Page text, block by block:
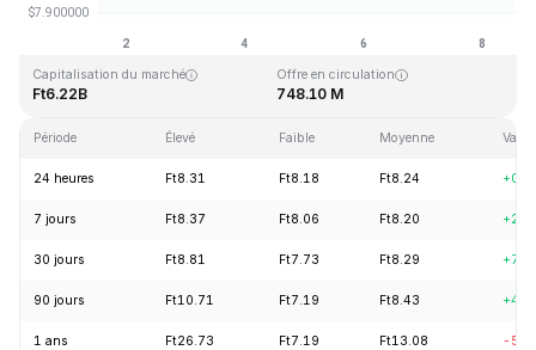
Plus haut niveau historique
Capitalisation du marché
Ft6.22B
Offre en circulation
748.10 M
Période Élevé Faible Moyenne
24 heures Ft8.31 Ft8.18 Ft8.24
7 jours Ft8.37 Ft8.06 Ft8.20
30 jours Ft8.81 Ft7.73 Ft8.29
90 jours Ft10.71 Ft7.19 Ft8.43
1 ans Ft26.73 Ft7.19 Ft13.08 -